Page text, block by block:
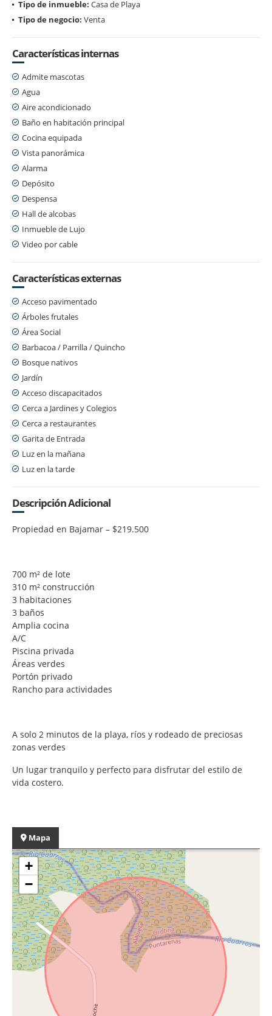
Tipo de inmueble: Casa de Playa
Tipo de negocio: Venta
Características internas
Admite mascotas
Agua
Aire acondicionado
Baño en habitación principal
Cocina equipada
Vista panorámica
Alarma
Depósito
Despensa
Hall de alcobas
Inmueble de Lujo
Video por cable
Características externas
Acceso pavimentado
Árboles frutales
Área Social
Barbacoa / Parrilla / Quincho
Bosque nativos
Jardín
Acceso discapacitados
Cerca a Jardines y Colegios
Cerca a restaurantes
Garita de Entrada
Luz en la mañana
Luz en la tarde
Descripción Adicional
Propiedad en Bajamar – $219.500
700 m² de lote
310 m² construcción
3 habitaciones
3 baños
Amplia cocina
A/C
Piscina privada
Áreas verdes
Portón privado
Rancho para actividades
A solo 2 minutos de la playa, ríos y rodeado de preciosas
zonas verdes
Un lugar tranquilo y perfecto para disfrutar del estilo de
vida costero.
Mapa
+
−